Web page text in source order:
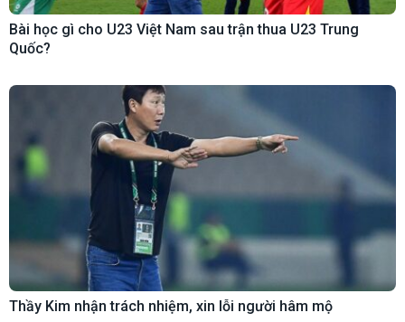
Bài học gì cho U23 Việt Nam sau trận thua U23 Trung
Quốc?
Thầy Kim nhận trách nhiệm, xin lỗi người hâm mộ